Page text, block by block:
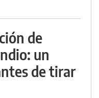
de
un
de tirar